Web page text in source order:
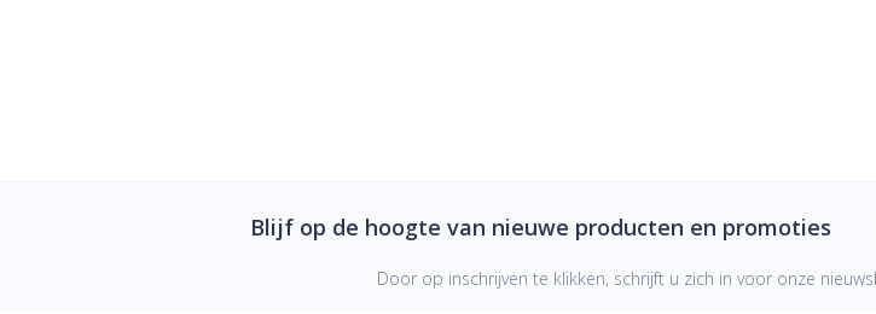
Blijf op de hoogte van nieuwe producten en promoties
Door op inschrijven te klikken, schrijft u zich in voor onze